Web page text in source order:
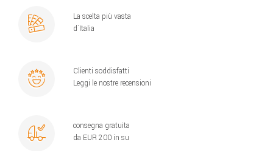
La scelta più vasta
d´Italia
Clienti soddisfatti
Leggi le nostre recensioni
consegna gratuita
da EUR 200 in su